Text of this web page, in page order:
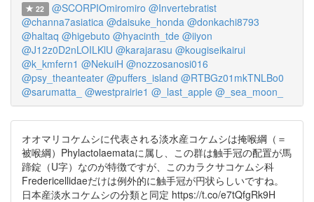
22 @SCORPIOmiromiro @Invertebratist
@channa7asiatica @daisuke_honda @donkachi8793
@haltaq @higebuto @hyacinth_tde @iiyon
@J12z0D2nLOILKlU @karajarasu @kougiseikairui
@k_kmfern1 @NekuiH @nozzosanosi016
@psy_theanteater @puffers_island @RTBGz01mkTNLBo0
@sarumatta_ @westprairie1 @_last_apple @_sea_moon_
オオマリコケムシに代表される淡水産コケムシは掩喉綱（＝
被喉綱）Phylactolaemataに属し、この群は触手冠の配置が馬
蹄錠（U字）なのが特徴ですが、このカラクサコケムシ科
Fredericellidaeだけは例外的に触手冠が円状らしいですね。
日本産淡水コケムシの分類と同定 https://t.co/e7tQfgRk9H